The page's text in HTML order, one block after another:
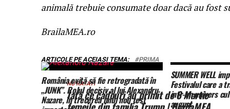
animală trebuie consumate doar dacă au fost
BrailaMEA.ro
ARTICOLE PE ACEIASI TEMA: PRIMA
NU RATATI
Iată ce cadouri au primit de 8 Martie
România evită să fie retrogradată în
„JUNK”. Rolul decisiv al lui Alexandru
Nazare, în trecerea unui nou test
SUMMER WELL
Festivalul care a
intr-un univers
august